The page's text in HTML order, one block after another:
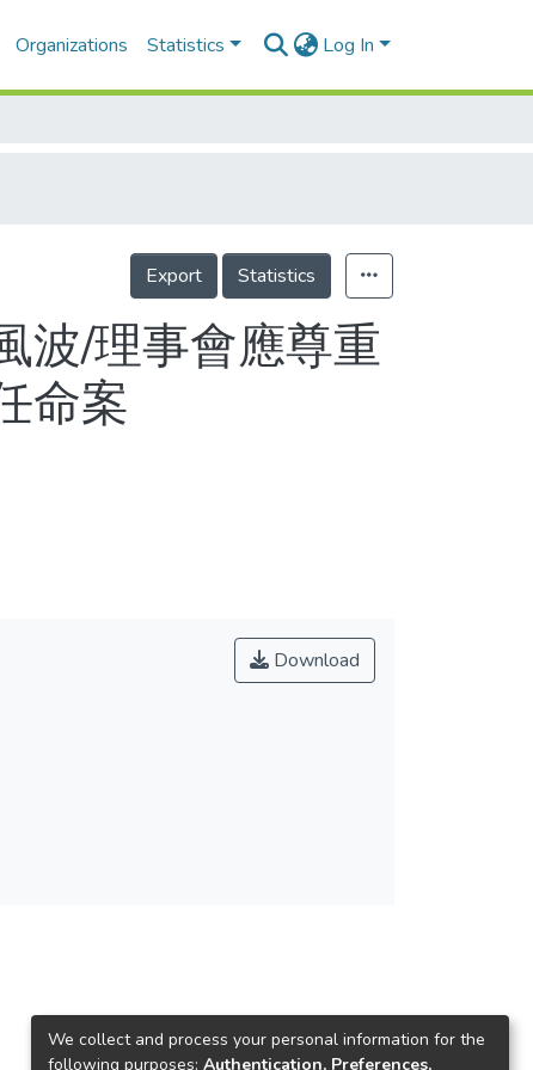
Organizations Statistics Log In
Export Statistics
波/理事會應尊重
命案
Download
We collect and process your personal information for the
following purposes: Authentication, Preferences,